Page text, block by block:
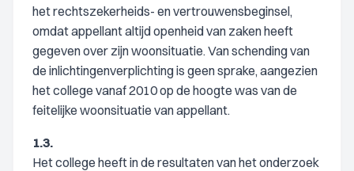
het rechtszekerheids- en vertrouwensbeginsel,
omdat appellant altijd openheid van zaken heeft
gegeven over zijn woonsituatie. Van schending van
de inlichtingenverplichting is geen sprake, aangezien
het college vanaf 2010 op de hoogte was van de
feitelijke woonsituatie van appellant.
1.3.
Het college heeft in de resultaten van het onderzoek